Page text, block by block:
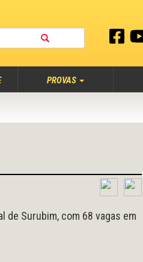
PROVAS
Surubim, com 68 vagas em